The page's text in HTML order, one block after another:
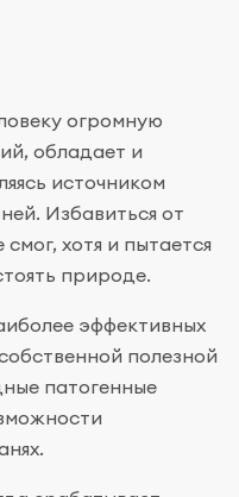
огромную
обладает и
источником
Избавиться от
хотя и пытается
природе.
эффективных
полезной
патогенные